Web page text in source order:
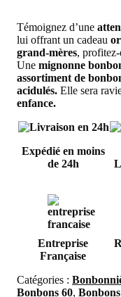
Témoignez d’une
lui offrant un cadeau
grand-mères,
Une mignonne
assortiment de
acidulés. Elle sera
enfance.
Expédié en moins
de 24h
Entreprise
Française
Catégories :
Bonbons 60,